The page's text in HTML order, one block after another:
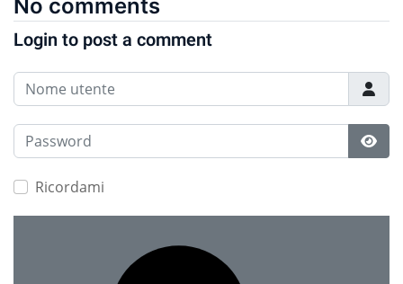
No comments
Login to post a comment
Nome utente
Password
Ricordami